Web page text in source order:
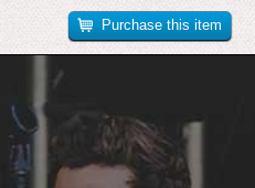
Purchase this item